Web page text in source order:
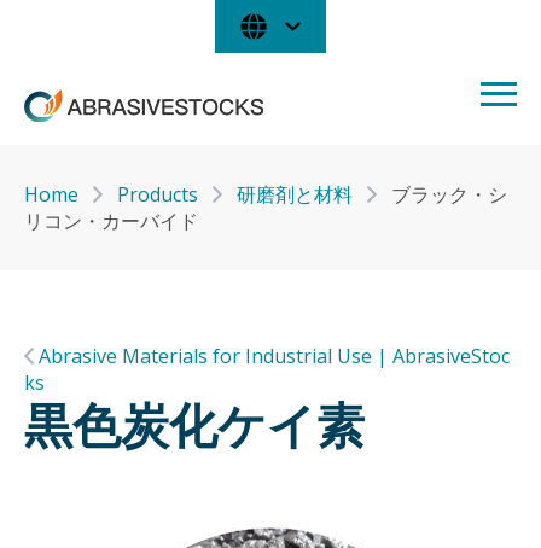
Home Products 研磨剤と材料
ブラック・シ
リコン・カーバイド
Abrasive Materials for Industrial Use | AbrasiveStoc
ks
黒色炭化ケイ素